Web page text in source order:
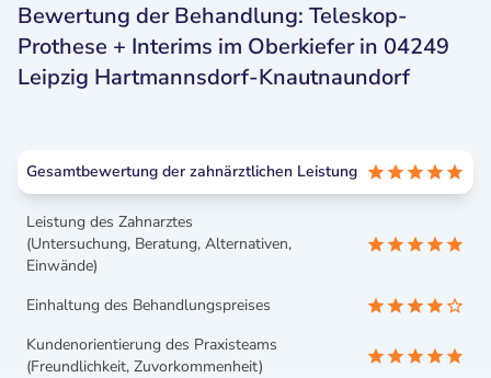
Bewertung der Behandlung: Teleskop-
Prothese + Interims im Oberkiefer in 04249
Leipzig Hartmannsdorf-Knautnaundorf
Gesamtbewertung der zahnärztlichen Leistung
Leistung des Zahnarztes
(Untersuchung, Beratung, Alternativen,
Einwände)
Einhaltung des Behandlungspreises
Kundenorientierung des Praxisteams
(Freundlichkeit, Zuvorkommenheit)